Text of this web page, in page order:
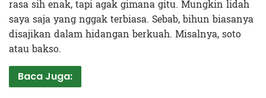
rasa sih enak, tapi agak gimana gitu. Mungkin lidah
saya saja yang nggak terbiasa. Sebab, bihun biasanya
disajikan dalam hidangan berkuah. Misalnya, soto
atau bakso.
Baca Juga: